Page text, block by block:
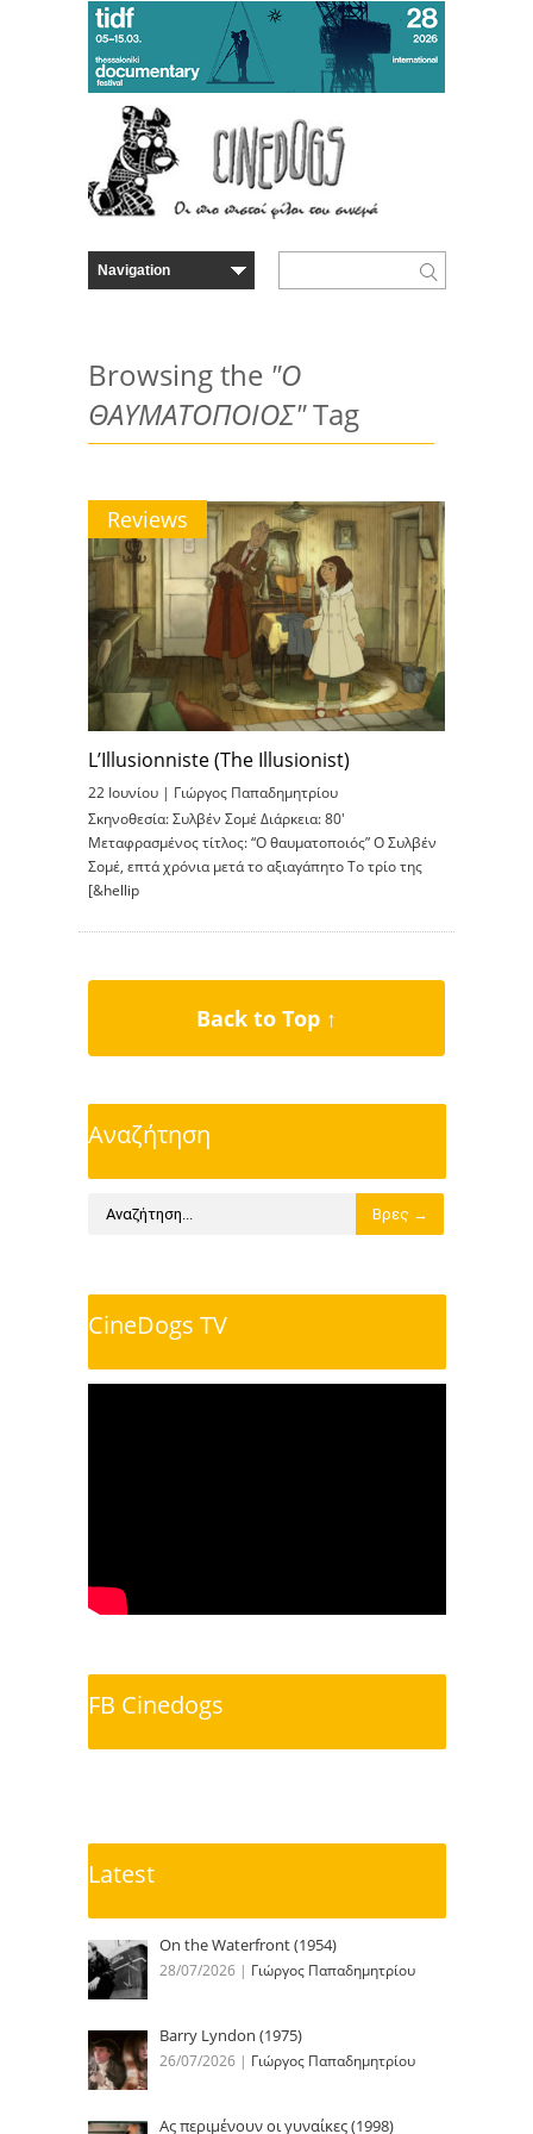
Browsing the "O
ΘΑΥΜΑΤΟΠΟΙΟΣ"Tag
Reviews
L’Illusionniste (The Illusionist)
22 Ιουνίου | Γιώργος Παπαδημητρίου
Σκηνοθεσία: Συλβέν Σομέ Διάρκεια: 80′
Μεταφρασμένος τίτλος: “Ο θαυματοποιός” O Συλβέν
Σομέ, επτά χρόνια μετά το αξιαγάπητο Το τρίο της
[&hellip
Back to Top ↑
Αναζήτηση
CineDogs TV
FB Cinedogs
Latest
On the Waterfront (1954)
28/07/2026 | Γιώργος Παπαδημητρίου
Barry Lyndon (1975)
26/07/2026 | Γιώργος Παπαδημητρίου
Ας περιμένουν οι γυναίκες (1998)